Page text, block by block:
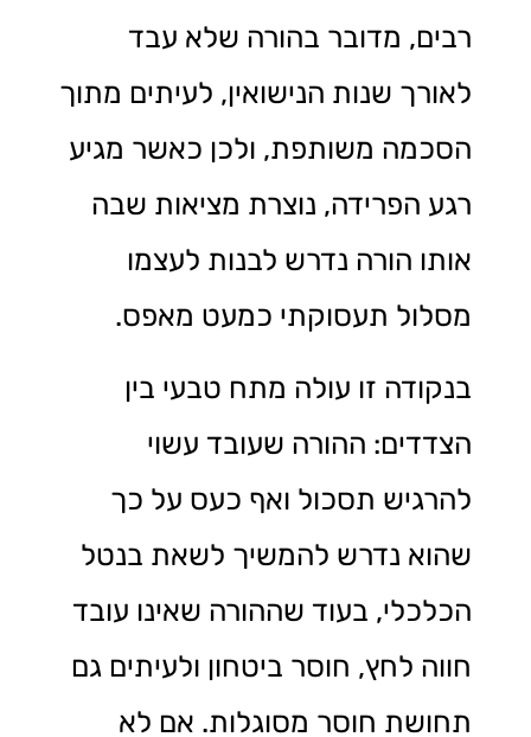
רבים, מדובר בהורה שלא עבד
לאורך שנות הנישואין, לעיתים מתוך
הסכמה משותפת, ולכן כאשר מגיע
רגע הפרידה, נוצרת מציאות שבה
אותו הורה נדרש לבנות לעצמו
מסלול תעסוקתי כמעט מאפס.
בנקודה זו עולה מתח טבעי בין
הצדדים: ההורה שעובד עשוי
להרגיש תסכול ואף כעס על כך
שהוא נדרש להמשיך לשאת בנטל
הכלכלי, בעוד שההורה שאינו עובד
חווה לחץ, חוסר ביטחון ולעיתים גם
תחושת חוסר מסוגלות. אם לא